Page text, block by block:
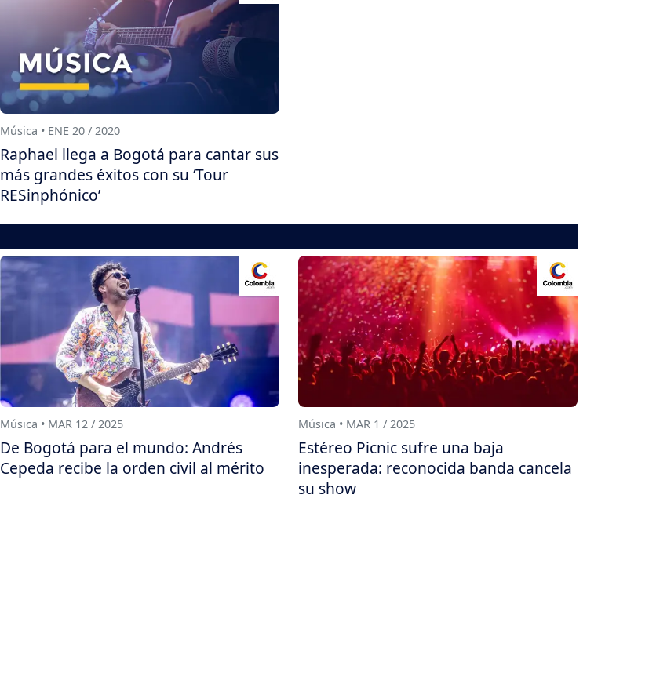
Música • ENE 20 / 2020
Raphael llega a Bogotá para cantar sus
más grandes éxitos con su ‘Tour
RESinphónico’
Música • MAR 12 / 2025
De Bogotá para el mundo: Andrés
Cepeda recibe la orden civil al mérito
Música • MAR 1 / 2025
Estéreo Picnic sufre una baja
inesperada: reconocida banda cancela
su show